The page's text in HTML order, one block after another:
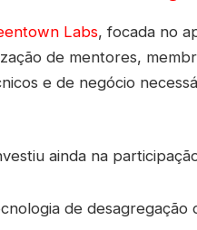
Labs, focada no
de mentores,
e de negócio
ainda na
de desagregação